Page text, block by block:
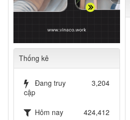
Thống kê
Đang truy
cập
3,204
Hôm nay
424,412